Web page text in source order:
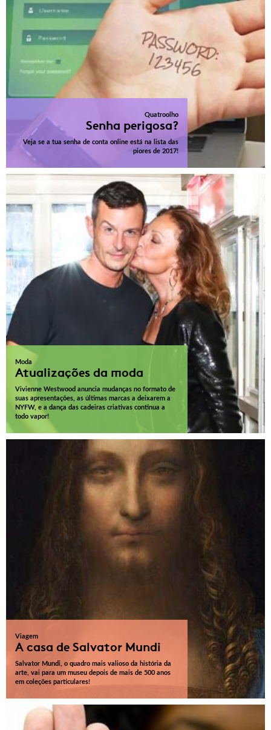
Quatroolho
Senha perigosa?
Veja se a tua senha de conta online está na lista das
piores de 2017!
Moda
Atualizações da moda
Vivienne Westwood anuncia mudanças no formato de
suas apresentações, as últimas marcas a deixarem a
NYFW, e a dança das cadeiras criativas continua a
todo vapor!
Viagem
A casa de Salvator Mundi
Salvator Mundi, o quadro mais valioso da história da
arte, vai para um museu depois de mais de 500 anos
em coleções particulares!